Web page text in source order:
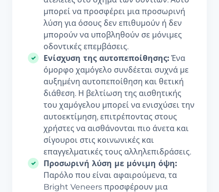
μπορεί να προσφέρει μια προσωρινή
λύση για όσους δεν επιθυμούν ή δεν
μπορούν να υποβληθούν σε μόνιμες
οδοντικές επεμβάσεις.
Ενίσχυση της αυτοπεποίθησης: Ένα
όμορφο χαμόγελο συνδέεται συχνά με
αυξημένη αυτοπεποίθηση και θετική
διάθεση. Η βελτίωση της αισθητικής
του χαμόγελου μπορεί να ενισχύσει την
αυτοεκτίμηση, επιτρέποντας στους
χρήστες να αισθάνονται πιο άνετα και
σίγουροι στις κοινωνικές και
επαγγελματικές τους αλληλεπιδράσεις.
Προσωρινή λύση με μόνιμη όψη:
Παρόλο που είναι αφαιρούμενα, τα
Bright Veneers προσφέρουν μια